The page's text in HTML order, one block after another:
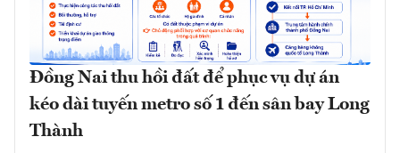
Đồng Nai thu hồi đất để phục vụ dự án
kéo dài tuyến metro số 1 đến sân bay Long
Thành